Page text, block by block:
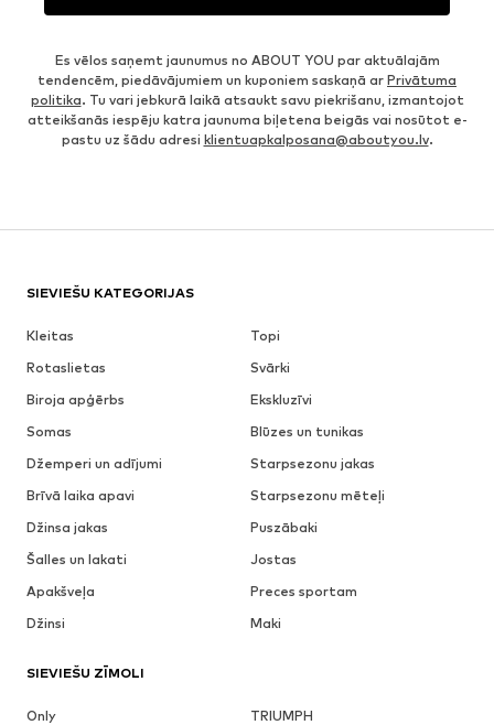
Es vēlos saņemt jaunumus no ABOUT YOU par aktuālajām
tendencēm, piedāvājumiem un kuponiem saskaņā ar Privātuma
politika. Tu vari jebkurā laikā atsaukt savu piekrišanu, izmantojot
atteikšanās iespēju katra jaunuma biļetena beigās vai nosūtot e-
pastu uz šādu adresi klientuapkalposana@aboutyou.lv.
SIEVIEŠU KATEGORIJAS
Kleitas
Topi
Rotaslietas
Svārki
Biroja apģērbs
Ekskluzīvi
Somas
Blūzes un tunikas
Džemperi un adījumi
Starpsezonu jakas
Brīvā laika apavi
Starpsezonu mēteļi
Džinsa jakas
Puszābaki
Šalles un lakati
Jostas
Apakšveļa
Preces sportam
Džinsi
Maki
SIEVIEŠU ZĪMOLI
Only
TRIUMPH